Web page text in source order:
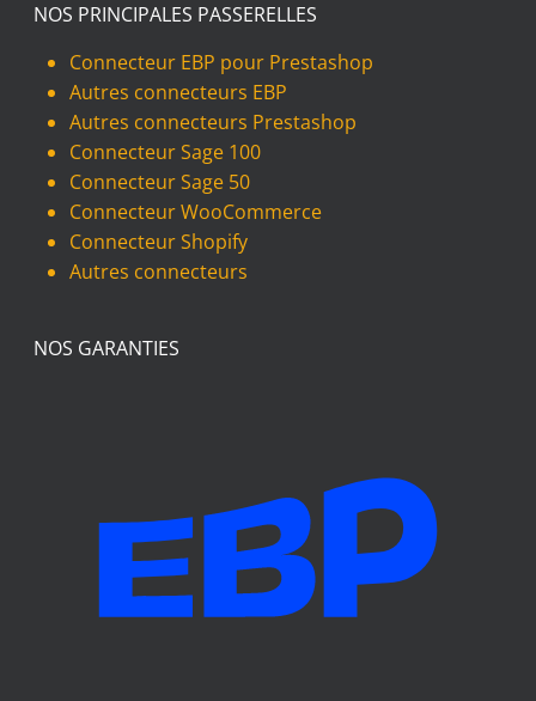
NOS PRINCIPALES PASSERELLES
Connecteur EBP pour Prestashop
Autres connecteurs EBP
Autres connecteurs Prestashop
Connecteur Sage 100
Connecteur Sage 50
Connecteur WooCommerce
Connecteur Shopify
Autres connecteurs
NOS GARANTIES